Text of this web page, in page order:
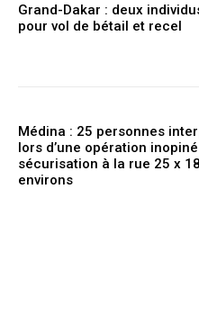
Grand-Dakar : deux
pour vol de bétail et recel
Médina : 25 personnes
lors d’une opération
sécurisation à la rue 25 x
environs